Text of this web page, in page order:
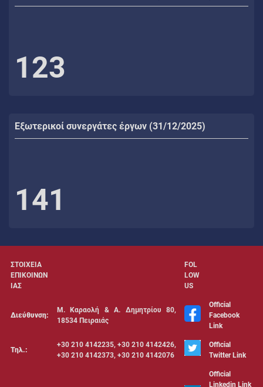
123
Εξωτερικοί συνεργάτες έργων (31/12/2025)
141
ΣΤΟΙΧΕΙΑ
ΕΠΙΚΟΙΝΩΝ
ΙΑΣ
FOL
LOW
US
Διεύθυνση:
Μ. Καραολή & Α. Δημητρίου 80,
18534 Πειραιάς
Official
Facebook
Link
Τηλ.:
+30 210 4142235, +30 210 4142426,
+30 210 4142373, +30 210 4142076
Official
Twitter Link
Official
Linkedin Link